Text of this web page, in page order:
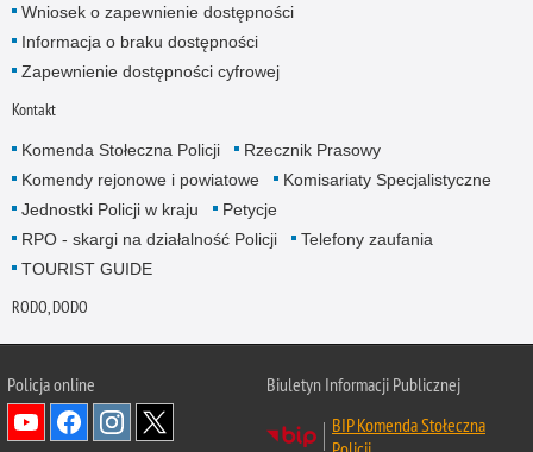
Wniosek o zapewnienie dostępności
Informacja o braku dostępności
Zapewnienie dostępności cyfrowej
Kontakt
Komenda Stołeczna Policji
Rzecznik Prasowy
Komendy rejonowe i powiatowe
Komisariaty Specjalistyczne
Jednostki Policji w kraju
Petycje
RPO - skargi na działalność Policji
Telefony zaufania
TOURIST GUIDE
RODO, DODO
Policja online
Biuletyn Informacji Publicznej
BIP Komenda Stołeczna